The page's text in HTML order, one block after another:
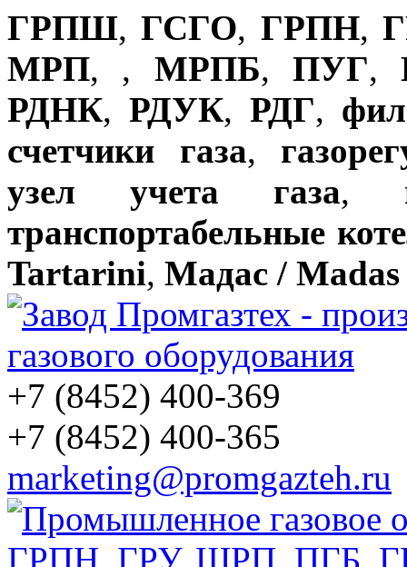
ГРПШ,ГСГО, ГРПН,
МРП, , МРПБ, ПУГ,
РДНК, РДУК, РДГ,
счетчики газа,
узел учета газа,
транспортабельные
Tartarini, Мадас / Madas
+7 (8452) 400-369
+7 (8452) 400-365
marketing@promgazteh.ru